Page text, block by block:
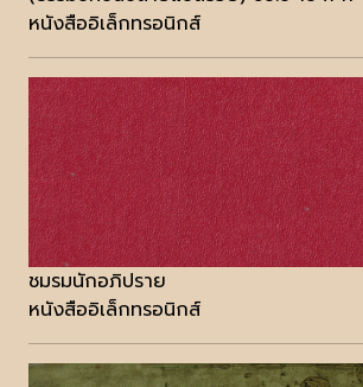
หนังสืออิเล็กทรอนิกส์
ชมรมนักอภิปราย
หนังสืออิเล็กทรอนิกส์